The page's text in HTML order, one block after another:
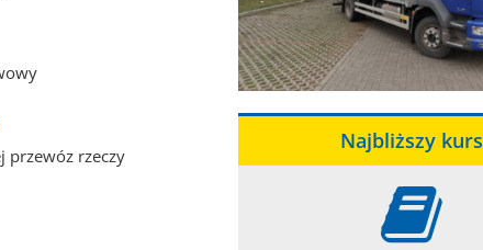
przewóz rzeczy
Najbliższy kurs